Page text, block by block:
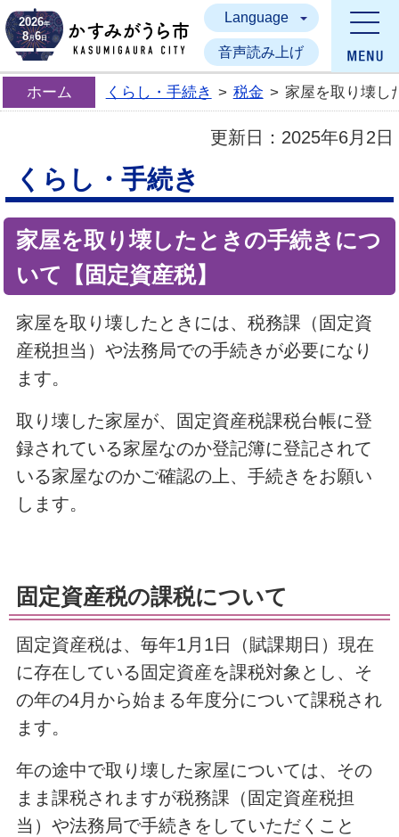
かすみがうら市
2026年
8月6日
Language
音声読み上げ
ホーム くらし・手続き > 税金 > 家屋を取り壊し
更新日： 2025年6月2日
くらし・手続き
家屋を取り壊したときの手続きにつ
いて【固定資産税】
家屋を取り壊したときには、税務課（固定資
産税担当）や法務局での手続きが必要になり
ます。
取り壊した家屋が、固定資産税課税台帳に登
録されている家屋なのか登記簿に登記されて
いる家屋なのかご確認の上、手続きをお願い
します。
固定資産税の課税について
固定資産税は、毎年1月1日（賦課期日）現在
に存在している固定資産を課税対象とし、そ
の年の4月から始まる年度分について課税され
ます。
年の途中で取り壊した家屋については、その
まま課税されますが税務課（固定資産税担
当）や法務局で手続きをしていただくこと